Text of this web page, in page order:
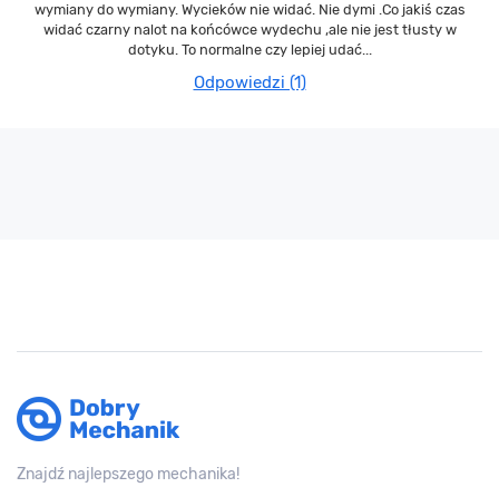
wymiany do wymiany. Wycieków nie widać. Nie dymi .Co jakiś czas
widać czarny nalot na końcówce wydechu ,ale nie jest tłusty w
dotyku. To normalne czy lepiej udać...
Odpowiedzi (1)
Znajdź najlepszego mechanika!